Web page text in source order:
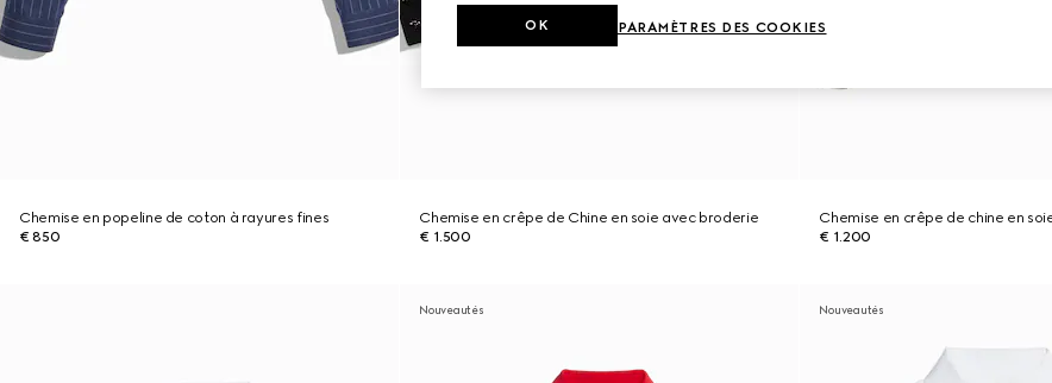
Chemise en popeline de coton à rayures fines
€ 850
Chemise en crêpe de Chine en soie avec broderie
€ 1.500
Chemise en crêpe de chine en
€ 1.200
Nouveautés Nouveautés
PARAMÈTRES DES COOKIES
OK